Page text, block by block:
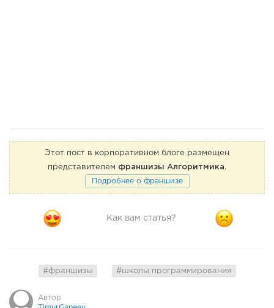
Этот пост в корпоративном блоге размещен
представителем франшизы Алгоритмика.
Подробнее о франшизе
Как вам статья?
#франшизы #школы программирования
Автор